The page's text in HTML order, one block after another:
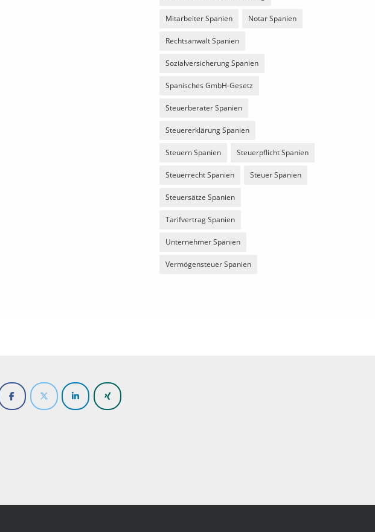
Mitarbeiter Spanien Notar Spanien
Rechtsanwalt Spanien
Sozialversicherung Spanien
Spanisches GmbH-Gesetz
Steuerberater Spanien
Steuererklärung Spanien
Steuern Spanien Steuerpflicht Spanien
Steuerrecht Spanien Steuer Spanien
Steuersätze Spanien
Tarifvertrag Spanien
Unternehmer Spanien
Vermögensteuer Spanien